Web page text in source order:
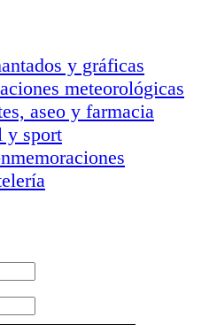
y gráficas
meteorológicas
aseo y farmacia
y sport